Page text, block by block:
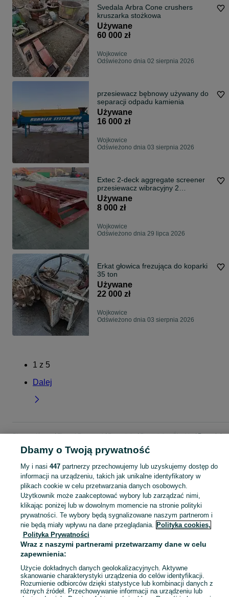
Svedala Arbra Cone crushers
kruszarka stożkowa
Używane
60 000 zł
Wojkowice
Odświeżono dnia 02 sierpnia 2026
przesiewacz bębnowy używany do
separacji odpadu kamienia
Używane
16 000 zł
Wojkowice
Odświeżono dnia 03 sierpnia 2026
Extec 2-deck aggregate screener
przesiewacz wibracyjny 2
pokładowy do kruszywa
Używane
8 000 zł
Wojkowice
Odświeżono dnia 29 lipca 2026
Erkat głowica frezująca do koparki
35 ton
Używane
22 000 zł
Wojkowice
Odświeżono dnia 03 sierpnia 2026
1 z 5
Dalej
Strona główna Firma i Przemysł Pozostałe Pozostałe - Śląskie
Pozostałe -
Wojkowice
KATEGORIA
Sprzedaż pozostałych artykułów dla firm Wojkowice ▶️ Nowe i używane oferty ✅ Szeroki wybór w najlepszych cenach ✌ Przeglądaj ogłoszenia na OLX.pl! Zobacz
Mapa kategorii
Mapa miejscowości
Mapa ministron
Popularne wyszukiwania
Dbamy o Twoją prywatność
My i nasi 447partnerzy przechowujemy lub uzyskujemy dostęp do
informacji na urządzeniu, takich jak unikalne identyfikatory w
plikach cookie w celu przetwarzania danych osobowych.
Użytkownik może zaakceptować wybory lub zarządzać nimi,
klikając poniżej lub w dowolnym momencie na stronie polityki
prywatności. Te wybory będą sygnalizowane naszym partnerom i
nie będą miały wpływu na dane przeglądania. Polityka cookies,
Polityka Prywatności
Wraz z naszymi partnerami przetwarzamy dane w celu
zapewnienia:
Użycie dokładnych danych geolokalizacyjnych. Aktywne
skanowanie charakterystyki urządzenia do celów identyfikacji.
Rozumienie odbiorców dzięki statystyce lub kombinacji danych z
różnych źródeł. Przechowywanie informacji na urządzeniu lub